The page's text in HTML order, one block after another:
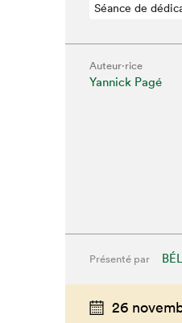
Séance de
Auteur·rice
Yannick Pagé
Présenté par
26